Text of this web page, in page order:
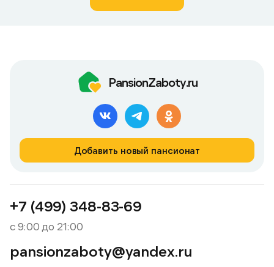
PansionZaboty.ru
Добавить новый пансионат
+7 (499) 348-83-69
с 9:00 до 21:00
pansionzaboty@yandex.ru